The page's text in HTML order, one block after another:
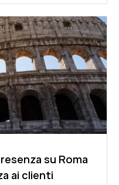
su Roma
ai clienti